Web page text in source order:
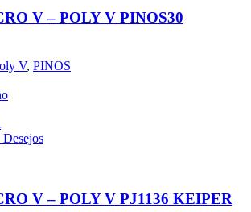
V – POLY V PINOS30
V, PINOS
V – POLY V PJ1136 KEIPER